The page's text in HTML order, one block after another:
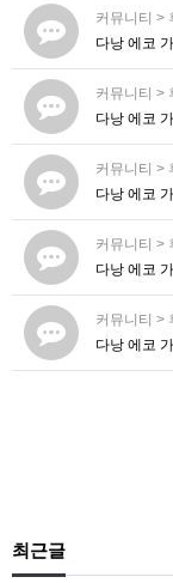
커뮤니티 >
다낭 에코
커뮤니티 >
다낭 에코
커뮤니티 >
다낭 에코
커뮤니티 >
다낭 에코
커뮤니티 >
다낭 에코
최근글